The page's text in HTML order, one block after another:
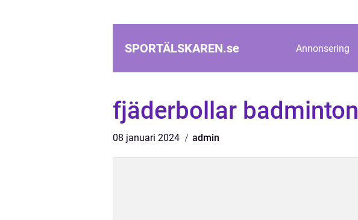
SPORTÄLSKAREN.se Annonsering
fjäderbollar badminton
08 januari 2024 admin